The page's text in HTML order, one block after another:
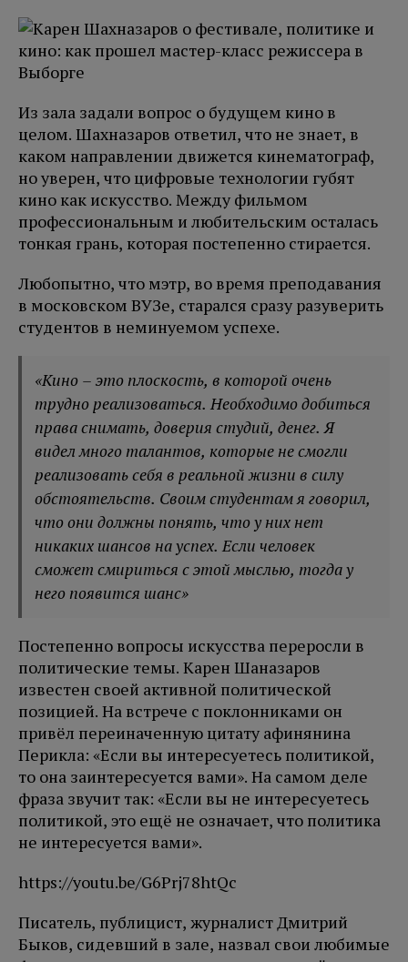
Из зала задали вопрос о будущем кино в
целом. Шахназаров ответил, что не знает, в
каком направлении движется кинематограф,
но уверен, что цифровые технологии губят
кино как искусство. Между фильмом
профессиональным и любительским осталась
тонкая грань, которая постепенно стирается.
Любопытно, что мэтр, во время преподавания
в московском ВУЗе, старался сразу разуверить
студентов в неминуемом успехе.
«Кино – это плоскость, в которой очень
трудно реализоваться. Необходимо добиться
права снимать, доверия студий, денег. Я
видел много талантов, которые не смогли
реализовать себя в реальной жизни в силу
обстоятельств. Своим студентам я говорил,
что они должны понять, что у них нет
никаких шансов на успех. Если человек
сможет смириться с этой мыслью, тогда у
него появится шанс»
Постепенно вопросы искусства переросли в
политические темы. Карен Шаназаров
известен своей активной политической
позицией. На встрече с поклонниками он
привёл переиначенную цитату афинянина
Перикла: «Если вы интересуетесь политикой,
то она заинтересуется вами». На самом деле
фраза звучит так: «Если вы не интересуетесь
политикой, это ещё не означает, что политика
не интересуется вами».
https://youtu.be/G6Prj78htQc
Писатель, публицист, журналист Дмитрий
Быков, сидевший в зале, назвал свои любимые